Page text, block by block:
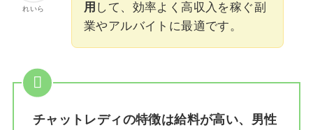
れいら
用 して、効率よく高収入を稼ぐ副
業やアルバイトに最適です。
チャットレディの特徴は給料が高い、男性